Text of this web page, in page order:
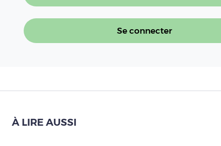
Se connecter
À LIRE AUSSI